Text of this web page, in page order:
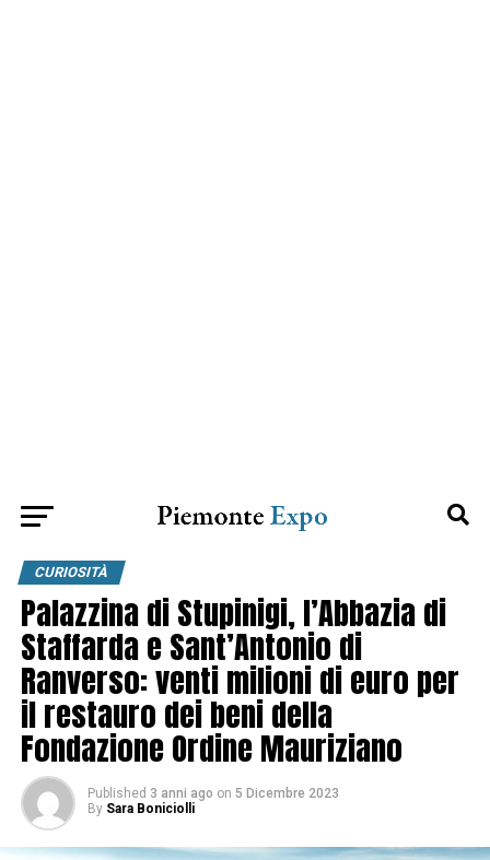
CURIOSITÀ
Palazzina di Stupinigi, l’Abbazia di
Staffarda e Sant’Antonio di
Ranverso: venti milioni di euro per
il restauro dei beni della
Fondazione Ordine Mauriziano
Published 3 anni ago on 5 Dicembre 2023
By Sara Boniciolli